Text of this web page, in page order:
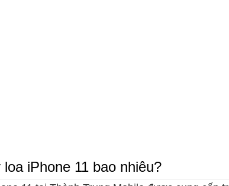
iPhone 11 bao nhiêu?